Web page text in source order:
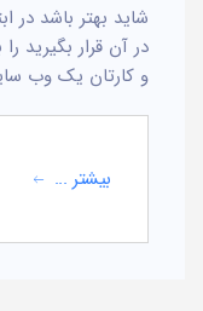
شاید بهتر باشد در
در آن قرار
و کارتان یک وب
بیشتر ...